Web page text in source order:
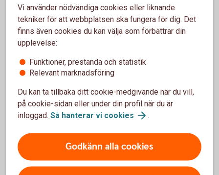
Råd och tips
Villkor kort
Komplettera ditt kort
Spärra kortet
Förlorat ditt kort?
Spärra och ersätt ditt kort i
Vi använder nödvändiga cookies eller liknande
tekniker för att webbplatsen ska fungera för dig. Det
finns även cookies du kan välja som förbättrar din
upplevelse:
Funktioner, prestanda och statistik
Relevant marknadsföring
Du kan ta tillbaka ditt cookie-medgivande när du vill,
på cookie-sidan eller under din profil när du är
inloggad. Så hanterar vi cookies .
Godkänn alla cookies